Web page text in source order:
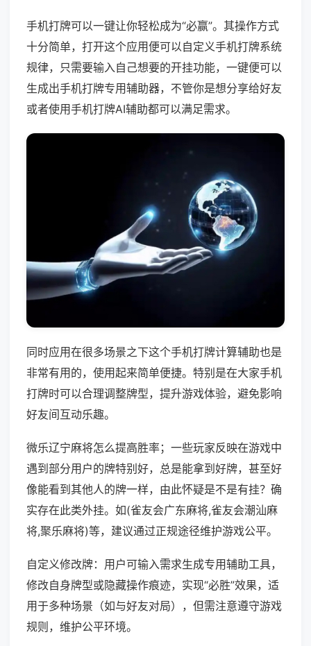
手机打牌可以一键让你轻松成为“必赢”。其操作方式
十分简单，打开这个应用便可以自定义手机打牌系统
规律，只需要输入自己想要的开挂功能，一键便可以
生成出手机打牌专用辅助器，不管你是想分享给好友
或者使用手机打牌AI辅助都可以满足需求。
同时应用在很多场景之下这个手机打牌计算辅助也是
非常有用的，使用起来简单便捷。特别是在大家手机
打牌时可以合理调整牌型，提升游戏体验，避免影响
好友间互动乐趣。
微乐辽宁麻将怎么提高胜率；一些玩家反映在游戏中
遇到部分用户的牌特别好，总是能拿到好牌，甚至好
像能看到其他人的牌一样，由此怀疑是不是有挂？确
实存在此类外挂。如(雀友会广东麻将,雀友会潮汕麻
将,聚乐麻将)等，建议通过正规途径维护游戏公平。
自定义修改牌：用户可输入需求生成专用辅助工具，
修改自身牌型或隐藏操作痕迹，实现“必胜”效果，适
用于多种场景（如与好友对局），但需注意遵守游戏
规则，维护公平环境。